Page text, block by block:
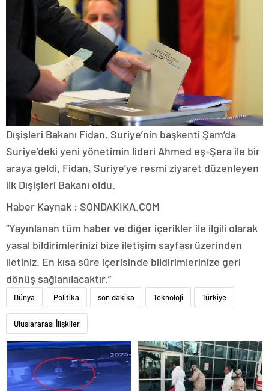
Dışişleri Bakanı Fidan, Suriye’nin başkenti Şam’da
Suriye’deki yeni yönetimin lideri Ahmed eş-Şera ile bir
araya geldi. Fidan, Suriye’ye resmi ziyaret düzenleyen
ilk Dışişleri Bakanı oldu.
Haber Kaynak : SONDAKIKA.COM
“Yayınlanan tüm haber ve diğer içerikler ile ilgili olarak
yasal bildirimlerinizi bize iletişim sayfası üzerinden
iletiniz. En kısa süre içerisinde bildirimlerinize geri
dönüş sağlanılacaktır.”
Dünya Politika son dakika Teknoloji Türkiye
Uluslararası İlişkiler